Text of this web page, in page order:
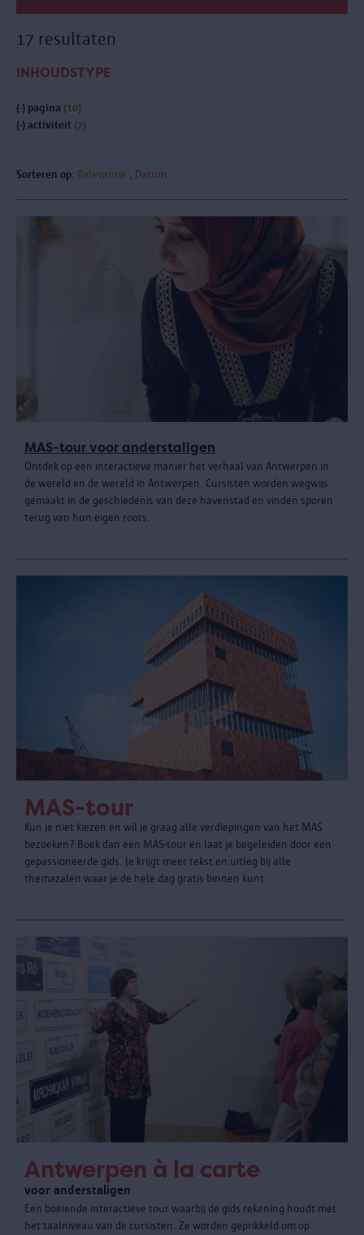
17 resultaten
INHOUDSTYPE
(-) pagina (10)
(-) activiteit (7)
Sorteren op: Relevantie Datum
MAS-tour voor anderstaligen
Ontdek op een interactieve manier het verhaal van Antwerpen in
de wereld en de wereld in Antwerpen. Cursisten worden wegwijs
gemaakt in de geschiedenis van deze havenstad en vinden sporen
terug van hun eigen roots.
MAS-tour
Kun je niet kiezen en wil je graag alle verdiepingen van het MAS
bezoeken? Boek dan een MAS-tour en laat je begeleiden door een
gepassioneerde gids. Je krijgt meer tekst en uitleg bij alle
themazalen waar je de hele dag gratis binnen kunt.
Antwerpen à la carte
voor anderstaligen
Een boeiende interactieve tour waarbij de gids rekening houdt met
het taalniveau van de cursisten. Ze worden geprikkeld om op